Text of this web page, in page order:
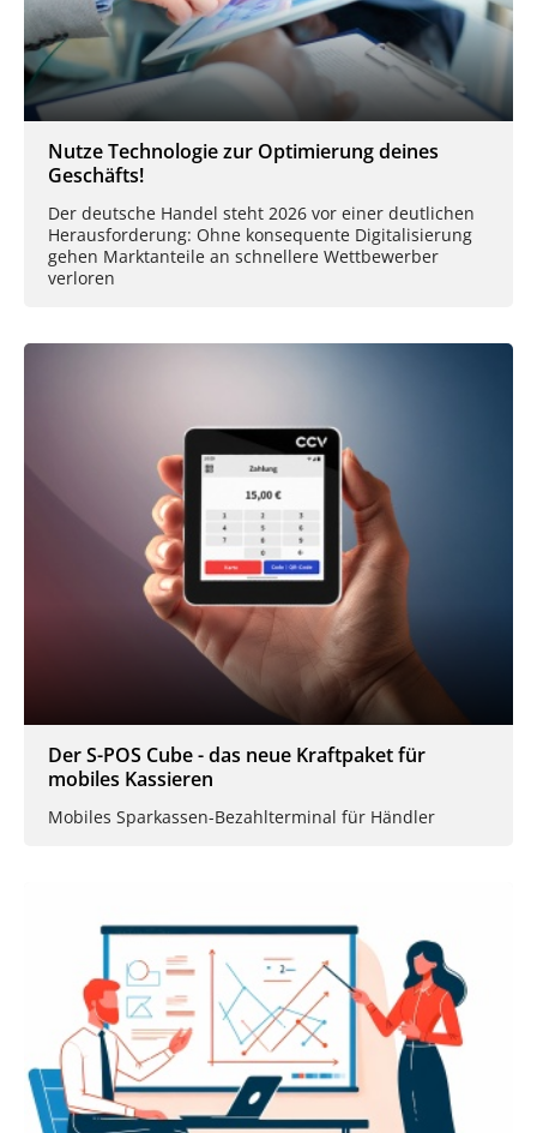
Nutze Technologie zur Optimierung deines
Geschäfts!
Der deutsche Handel steht 2026 vor einer deutlichen
Herausforderung: Ohne konsequente Digitalisierung
gehen Marktanteile an schnellere Wettbewerber
verloren
Der S-POS Cube - das neue Kraftpaket für
mobiles Kassieren
Mobiles Sparkassen-Bezahlterminal für Händler